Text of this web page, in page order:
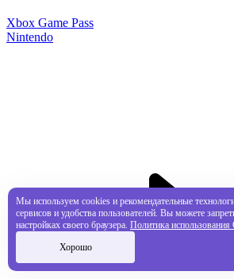
Xbox Game Pass
Nintendo
Мы используем cookies и рекомендательные
сервисов и удобства пользователей. Вы можете
настройках своего браузера. Политика использования
Хорошо